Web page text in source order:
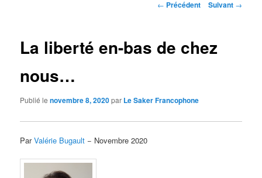
Navigation
← Précédent Suivant →
La liberté en-bas de chez
nous…
Publié lenovembre 8, 2020par Le Saker Francophone
ParValérie Bugault − Novembre 2020